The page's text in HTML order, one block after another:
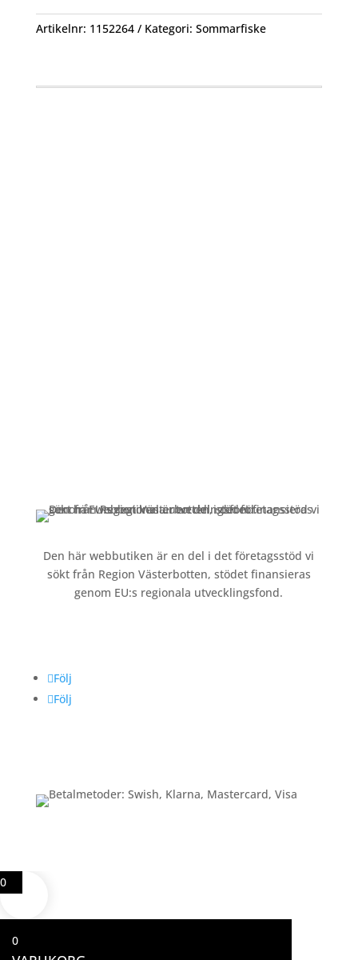
Artikelnr: 1152264 Kategori: Sommarfiske
Den här webbutiken är en del i det företagsstöd vi
sökt från Region Västerbotten, stödet finansieras
genom EU:s regionala utvecklingsfond.
Följ
Följ
0
0